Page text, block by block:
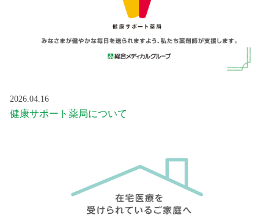
2026.04.16
健康サポート薬局について